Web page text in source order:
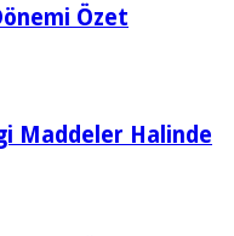
Özet
Maddeler Halinde